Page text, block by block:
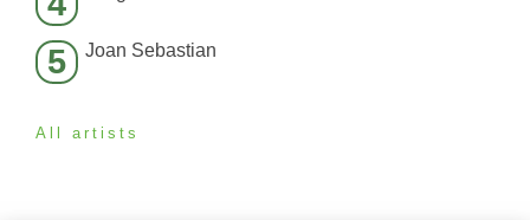
5 Joan Sebastian
All artists